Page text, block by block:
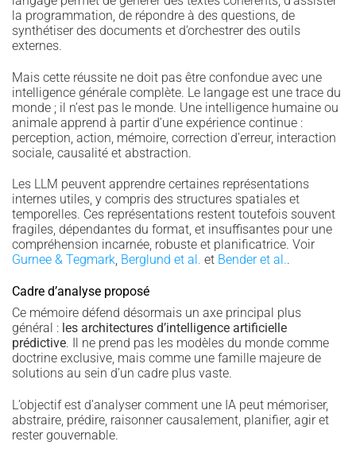
la programmation, de répondre à des questions, de
synthétiser des documents et d’orchestrer des outils
externes.
Mais cette réussite ne doit pas être confondue avec une
intelligence générale complète. Le langage est une trace du
monde ; il n’est pas le monde. Une intelligence humaine ou
animale apprend à partir d’une expérience continue :
perception, action, mémoire, correction d’erreur, interaction
sociale, causalité et abstraction.
Les LLM peuvent apprendre certaines représentations
internes utiles, y compris des structures spatiales et
temporelles. Ces représentations restent toutefois souvent
fragiles, dépendantes du format, et insuffisantes pour une
compréhension incarnée, robuste et planificatrice. Voir
Gurnee & Tegmark, Berglund et al. et Bender et al..
Cadre d’analyse proposé
Ce mémoire défend désormais un axe principal plus
général : les architectures d’intelligence artificielle
prédictive. Il ne prend pas les modèles du monde comme
doctrine exclusive, mais comme une famille majeure de
solutions au sein d’un cadre plus vaste.
L’objectif est d’analyser comment une IA peut mémoriser,
abstraire, prédire, raisonner causalement, planifier, agir et
rester gouvernable.